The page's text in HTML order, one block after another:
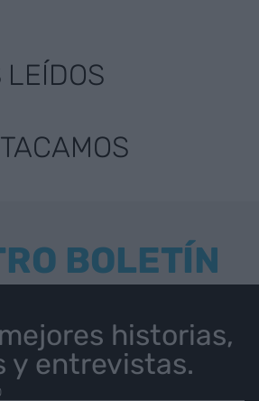
LEÍDOS
BOLETÍN
historias,
y entrevistas.